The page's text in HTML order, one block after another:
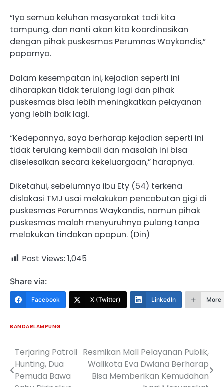
“Iya semua keluhan masyarakat tadi kita
tampung, dan nanti akan kita koordinasikan
dengan pihak puskesmas Perumnas Waykandis,”
paparnya.
Dalam kesempatan ini, kejadian seperti ini
diharapkan tidak terulang lagi dan pihak
puskesmas bisa lebih meningkatkan pelayanan
yang lebih baik lagi.
“Kedepannya, saya berharap kejadian seperti ini
tidak terulang kembali dan masalah ini bisa
diselesaikan secara kekeluargaan,” harapnya.
Diketahui, sebelumnya ibu Ety (54) terkena
dislokasi TMJ usai melakukan pencabutan gigi di
puskesmas Perumnas Waykandis, namun pihak
puskesmas malah menyuruhnya pulang tanpa
melakukan tindakan apapun. (Din)
Post Views: 1,045
Share via:
Facebook X (Twitter) LinkedIn More
BANDARLAMPUNG
Navigasi
pos
Terjaring Patroli
Hunting, Dua
Pemuda Bawa
Resmikan Mall Pelayanan Publik,
Walikota Eva Dwiana Berharap
Bisa Memberikan Kemudahan